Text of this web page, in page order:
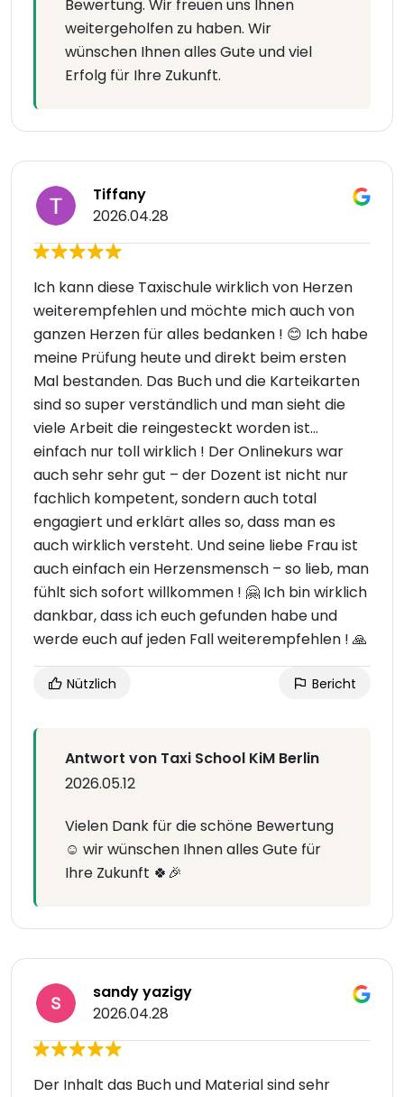
Bewertung. Wir freuen uns Ihnen
weitergeholfen zu haben. Wir
wünschen Ihnen alles Gute und viel
Erfolg für Ihre Zukunft.
Tiffany
2026.04.28
Ich kann diese Taxischule wirklich von Herzen
weiterempfehlen und möchte mich auch von
ganzen Herzen für alles bedanken ! 😊 Ich habe
meine Prüfung heute und direkt beim ersten
Mal bestanden. Das Buch und die Karteikarten
sind so super verständlich und man sieht die
viele Arbeit die reingesteckt worden ist…
einfach nur toll wirklich ! Der Onlinekurs war
auch sehr sehr gut – der Dozent ist nicht nur
fachlich kompetent, sondern auch total
engagiert und erklärt alles so, dass man es
auch wirklich versteht. Und seine liebe Frau ist
auch einfach ein Herzensmensch – so lieb, man
fühlt sich sofort willkommen ! 🤗 Ich bin wirklich
dankbar, dass ich euch gefunden habe und
werde euch auf jeden Fall weiterempfehlen ! 🙏
Nützlich Bericht
Antwort von Taxi School KiM Berlin
2026.05.12
Vielen Dank für die schöne Bewertung
☺️ wir wünschen Ihnen alles Gute für
Ihre Zukunft 🍀🎉
sandy yazigy
2026.04.28
Der Inhalt das Buch und Material sind sehr